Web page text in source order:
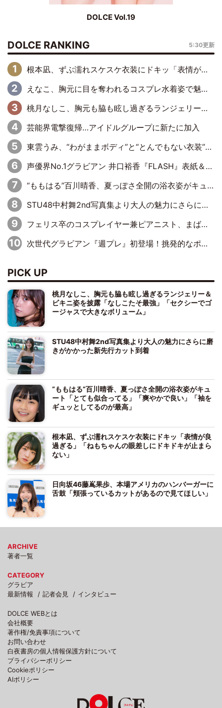
DOLCE Vol.19
DOLCE RANKING 5:30更新
根本凪、ずぶ濡れスケスケ衣装にドキッ「表情が良過ぎる」「ねもちゃんの眼差しにドキドキが止まらない」
えなこ、胸元に目を奪われるコスプレ水着姿で魅了「群を抜く美しさと華やかさ」「えなこりんの千咲は破壊力がスゴい」
桃月なしこ、胸元も脇も眩し過ぎるランジェリー＆ビキニ姿を披露「なしこたそ最強」「セクシーでゴージャスで大きなボリューム」
芸能界電撃復帰…アイドルグループに新たに加入
東雲うみ、“わがままボディ”と“とんでもない衣装”で誘惑「パーフェクトなスタイル」「くびれがステキ」「やみつきになるボディ」
声優界No.1グラビアン 井口裕香『FLASH』表紙＆巻頭を飾る
“ももはる”百川晴香、夏っぽさ全開の浴衣姿がキュート「とても似合ってる」「爽やかで良い」「袖をギュッとしてるのが最高」
STU48中村舞2nd写真集より大人の魅力にさらに磨きがかかった新先行カット到着
フェリス卒のコスプレイヤー兼ピアニスト、まばゆいばかりのグラビアショット
次世代グラビアン『週プレ』初登場！挑発的なポージングで魅了
PICK UP
桃月なしこ、胸元も脇も眩し過ぎるランジェリー＆
ビキニ姿を披露「なしこたそ最強」「セクシーでゴ
ージャスで大きなボリューム」
STU48中村舞2nd写真集より大人の魅力にさらに磨
きがかかった新先行カット到着
“ももはる”百川晴香、夏っぽさ全開の浴衣姿がキュ
ート「とても似合ってる」「爽やかで良い」「袖を
ギュッとしてるのが最高」
根本凪、ずぶ濡れスケスケ衣装にドキッ「表情が良
過ぎる」「ねもちゃんの眼差しにドキドキが止まら
ない」
日向坂46藤嶌果歩、本場アメリカのハンバーガーに
舌鼓「頬張っているカットがあるので見てほしい」
ARCHIVE
著者一覧
CATEGORY
グラビア
最新情報
記者会見 インタビュー
DOLCE WEBとは
会社概要
著作権/免責事項について
お問い合わせ
白夜書房の個人情報保護方針について
プライバシーポリシー
Cookieポリシー
AIポリシー